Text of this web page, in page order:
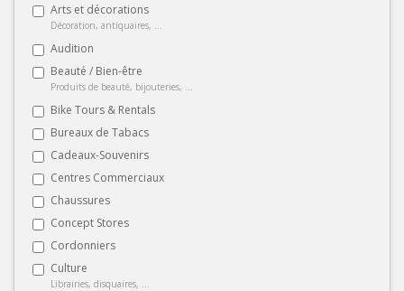
Arts et décorations
Décoration, antiquaires, ...
Audition
Beauté / Bien-être
Produits de beauté, bijouteries, ...
Bike Tours & Rentals
Bureaux de Tabacs
Cadeaux-Souvenirs
Centres Commerciaux
Chaussures
Concept Stores
Cordonniers
Culture
Librairies, disquaires, ...